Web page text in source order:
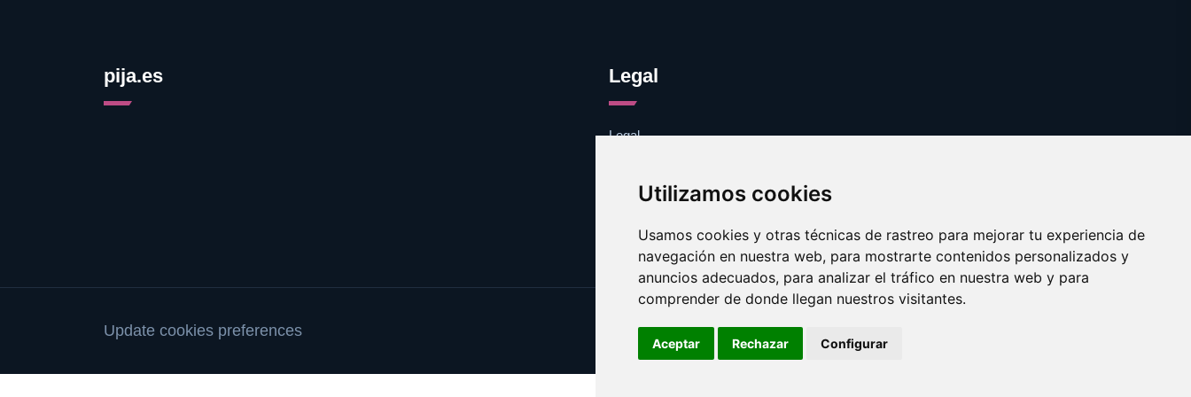
Utilizamos cookies
Usamos cookies y otras técnicas de rastreo para mejorar tu experiencia de
navegación en nuestra web, para mostrarte contenidos personalizados y
anuncios adecuados, para analizar el tráfico en nuestra web y para
comprender de donde llegan nuestros visitantes.
Aceptar Rechazar Configurar
pija.es Legal
Legal
Contacto
Update cookies preferences